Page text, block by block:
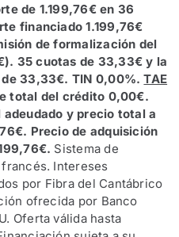
de 1.199,76€ en 36
financiado 1.199,76€
de formalización del
35 cuotas de 33,33€ y la
33,33€. TIN 0,00%.TAE
total del crédito 0,00€.
y precio total a
Precio de adquisición
Sistema de
Intereses
por Fibra del Cantábrico
ofrecida por Banco
Oferta válida hasta